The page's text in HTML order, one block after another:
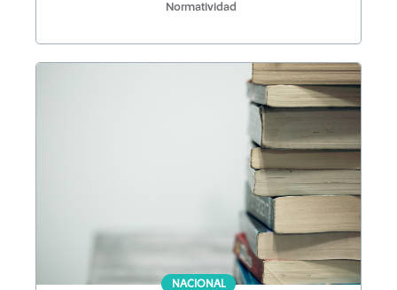
Normatividad
NACIONAL